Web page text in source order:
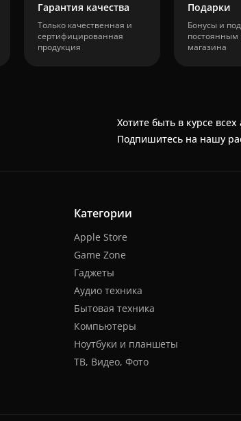
Гарантия качества
Только качественная и
сертифицированная
продукция
Подарки
Бонусы и
постоянным
магазина
Хотите быть в курсе
Подпишитесь на нашу
Категории
Apple Store
Game Zone
Гаджеты
Аудио техника
Бытовая техника
Компьютеры
Ноутбуки и планшеты
ТВ, Видео, Фото